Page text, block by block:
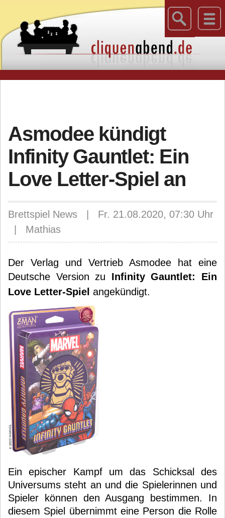
Asmodee kündigt
Infinity Gauntlet: Ein
Love Letter-Spiel an
Brettspiel News | Fr. 21.08.2020, 07:30 Uhr
| Mathias
Der Verlag und Vertrieb Asmodee hat eine
Deutsche Version zu Infinity Gauntlet: Ein
Love Letter-Spiel angekündigt.
Ein epischer Kampf um das Schicksal des
Universums steht an und die Spielerinnen und
Spieler können den Ausgang bestimmen. In
diesem Spiel übernimmt eine Person die Rolle